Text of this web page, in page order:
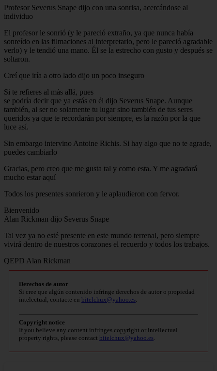
Profesor Severus Snape dijo con una sonrisa, acercándose al
individuo
El profesor le sonrió (y le pareció extraño, ya que nunca había
sonreído en las filmaciones al interpretarlo, pero le pareció agradable
verlo) y le tendió una mano. Él se la estrecho con gusto y después se
soltaron.
Creí que iría a otro lado dijo un poco inseguro
Si te refieres al más allá, pues
se podría decir que ya estás en él dijo Severus Snape. Aunque
también, al ser no solamente tu lugar sino también de tus seres
queridos ya que te recordarán por siempre, es la razón por la que
luce así.
Sin embargo intervino Antoine Richis. Si hay algo que no te agrade,
puedes cambiarlo
Gracias, pero creo que me gusta tal y como esta. Y me agradará
mucho estar aquí
Todos los presentes sonrieron y le aplaudieron con fervor.
Bienvenido
Alan Rickman dijo Severus Snape
Tal vez ya no esté presente en este mundo terrenal, pero siempre
vivirá dentro de nuestros corazones el recuerdo y todos los trabajos.
QEPD Alan Rickman
Derechos de autor
Si cree que algún contenido infringe derechos de autor o propiedad
intelectual, contacte en bitelchux@yahoo.es
Copyright notice
If you believe any content infringes copyright or intellectual
property rights, please contact bitelchux@yahoo.es